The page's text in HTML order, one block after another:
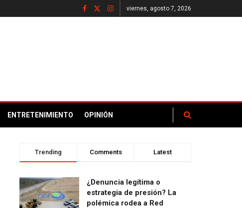
viernes, agosto 7, 2026
ENTRETENIMIENTO OPINIÓN
Trending Comments Latest
¿Denuncia legítima o
estrategia de presión? La
polémica rodea a Red